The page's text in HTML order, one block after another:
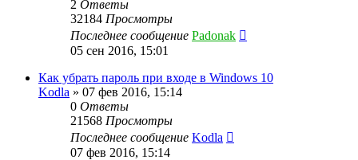
2 Ответы
32184 Просмотры
Последнее сообщение Padonak
05 сен 2016, 15:01
Как убрать пароль при входе в Windows 10
Kodla » 07 фев 2016, 15:14
0 Ответы
21568 Просмотры
Последнее сообщение Kodla
07 фев 2016, 15:14